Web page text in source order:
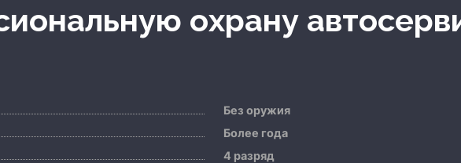
охрану
Без оружия
Более года
4 разряд